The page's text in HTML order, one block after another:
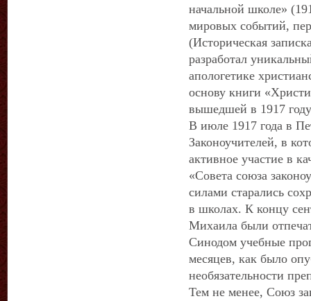
начальной школе»
мировых событий,
(Историческая
разработал
апологетике
основу книги
вышедшей в 1917
В июле 1917 года в
Законоучителей, в
активное участие в
«Совета союза
силами старались
в школах. К концу
Михаила были
Синодом учебные
месяцев, как было
необязательности
Тем не менее, Союз